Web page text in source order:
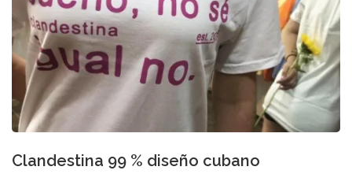
Clandestina 99 % diseño cubano